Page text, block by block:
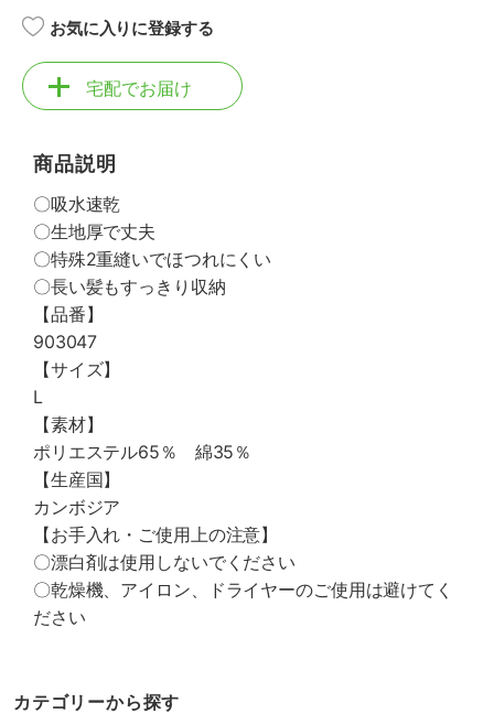
お気に入りに登録する
宅配でお届け
商品説明
〇吸水速乾
〇生地厚で丈夫
〇特殊2重縫いでほつれにくい
〇長い髪もすっきり収納
【品番】
903047
【サイズ】
L
【素材】
ポリエステル65％ 綿35％
【生産国】
カンボジア
【お手入れ・ご使用上の注意】
〇漂白剤は使用しないでください
〇乾燥機、アイロン、ドライヤーのご使用は避けてく
ださい
カテゴリーから探す